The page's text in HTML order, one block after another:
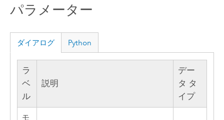
パラメーター
ダイアログ Python
ラ
ベ
ル
説明
デー
タ タ
イプ
モ